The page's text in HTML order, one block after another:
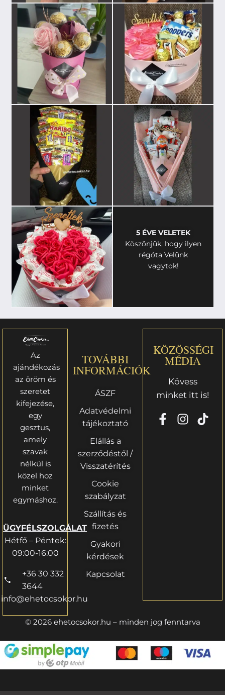
5 ÉVE VELETEK
Köszönjük, hogy ilyen
régóta Velünk
vagytok!
Az
ajándékozás
az öröm és
szeretet
kifejezése,
egy
gesztus,
amely
szavak
nélkül is
közel hoz
minket
egymáshoz.
ÜGYFÉLSZOLGÁLAT
Hétfő – Péntek:
09:00-16:00
+36 30 332
3644
info@ehetocsokor.hu
TOVÁBBI
INFORMÁCIÓK
ÁSZF
Adatvédelmi
tájékoztató
Elállás a
szerződéstől /
Visszatérítés
Cookie
szabályzat
Szállítás és
fizetés
Gyakori
kérdések
Kapcsolat
KÖZÖSSÉGI
MÉDIA
Kövess
minket itt is!
© 2026 ehetocsokor.hu – minden jog fenntarva